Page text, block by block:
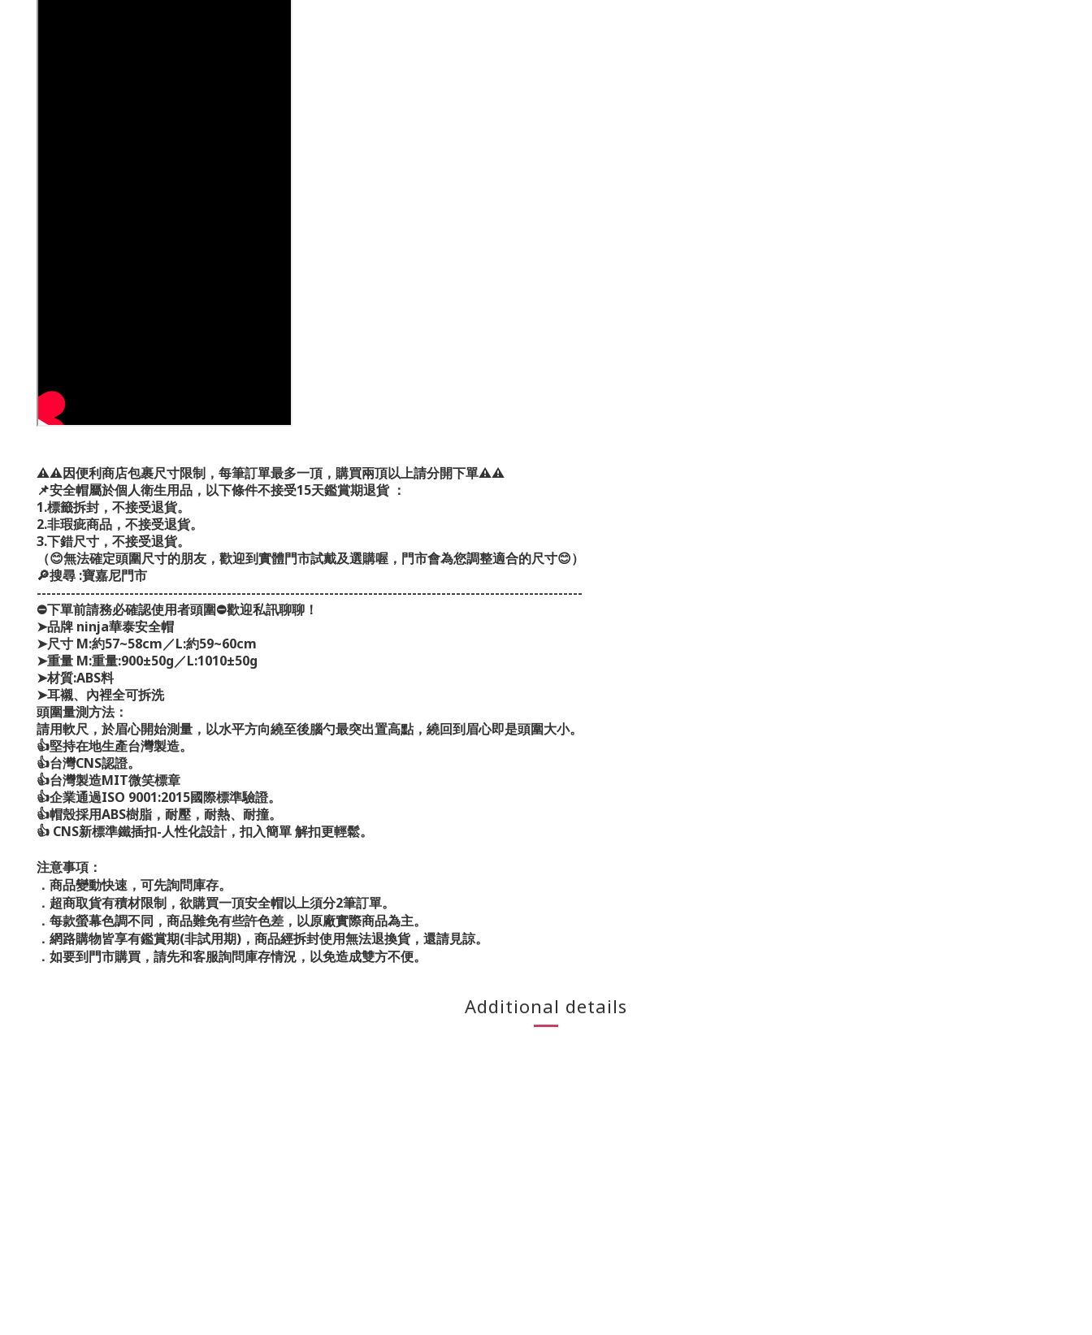
⚠️⚠️因便利商店包裹尺寸限制，每筆訂單最多一頂，購買兩頂以上請分開下單⚠️⚠️
📌安全帽屬於個人衛生用品，以下條件不接受15天鑑賞期退貨 ：
1.標籤拆封，不接受退貨。
2.非瑕疵商品，不接受退貨。
3.下錯尺寸，不接受退貨。
（😊無法確定頭圍尺寸的朋友，歡迎到實體門市試戴及選購喔，門市會為您調整適合的尺寸😊）
🔎搜尋 :寶嘉尼門市
----------------------------------------------------------------------------------------------------------------
⛔下單前請務必確認使用者頭圍⛔歡迎私訊聊聊！
➤品牌 ninja華泰安全帽
➤尺寸 M:約57~58cm／L:約59~60cm
➤重量 M:重量:900±50g／L:1010±50g
➤材質:ABS料
➤耳襯、內裡全可拆洗
頭圍量測方法：
請用軟尺，於眉心開始測量，以水平方向繞至後腦勺最突出置高點，繞回到眉心即是頭圍大小。
👍堅持在地生產台灣製造。
👍台灣CNS認證。
👍台灣製造MIT微笑標章
👍企業通過ISO 9001:2015國際標準驗證。
👍帽殼採用ABS樹脂，耐壓，耐熱、耐撞。
👍 CNS新標準鐵插扣-人性化設計，扣入簡單 解扣更輕鬆。
注意事項：
．商品變動快速，可先詢問庫存。
．超商取貨有積材限制，欲購買一頂安全帽以上須分2筆訂單。
．每款螢幕色調不同，商品難免有些許色差，以原廠實際商品為主。
．網路購物皆享有鑑賞期(非試用期)，商品經拆封使用無法退換貨，還請見諒。
．如要到門市購買，請先和客服詢問庫存情況，以免造成雙方不便。
Additional details